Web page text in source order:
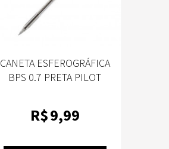
CANETA ESFEROGRÁFICA
BPS 0.7 PRETA PILOT
R$9,99